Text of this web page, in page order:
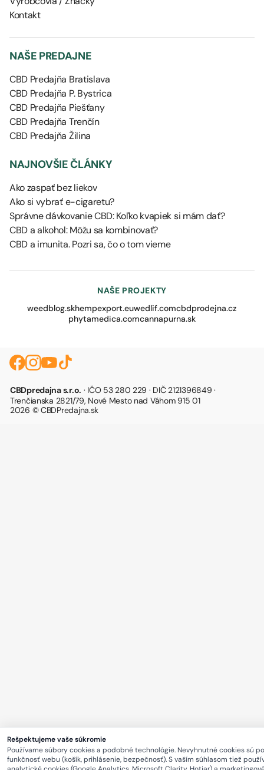
Kontakt
NAŠE PREDAJNE
CBD Predajňa Bratislava
CBD Predajňa P. Bystrica
CBD Predajňa Piešťany
CBD Predajňa Trenčín
CBD Predajňa Žilina
NAJNOVŠIE ČLÁNKY
Ako zaspať bez liekov
Ako si vybrať e-cigaretu?
Správne dávkovanie CBD: Koľko kvapiek si mám dať?
CBD a alkohol: Môžu sa kombinovať?
CBD a imunita. Pozri sa, čo o tom vieme
NAŠE PROJEKTY
weedblog.skhempexport.euwedlif.comcbdprodejna.cz
phytamedica.comcannapurna.sk
CBDpredajna s.r.o. · IČO 53 280 229 · DIČ 2121396849 ·
Trenčianska 2821/79, Nové Mesto nad Váhom 915 01
2026 © CBDPredajna.sk
Rešpektujeme vaše súkromie
Používame súbory cookies a podobné technológie. Nevyhnutné cookies sú
funkčnosť webu (košík, prihlásenie, bezpečnosť). S vaším súhlasom tiež